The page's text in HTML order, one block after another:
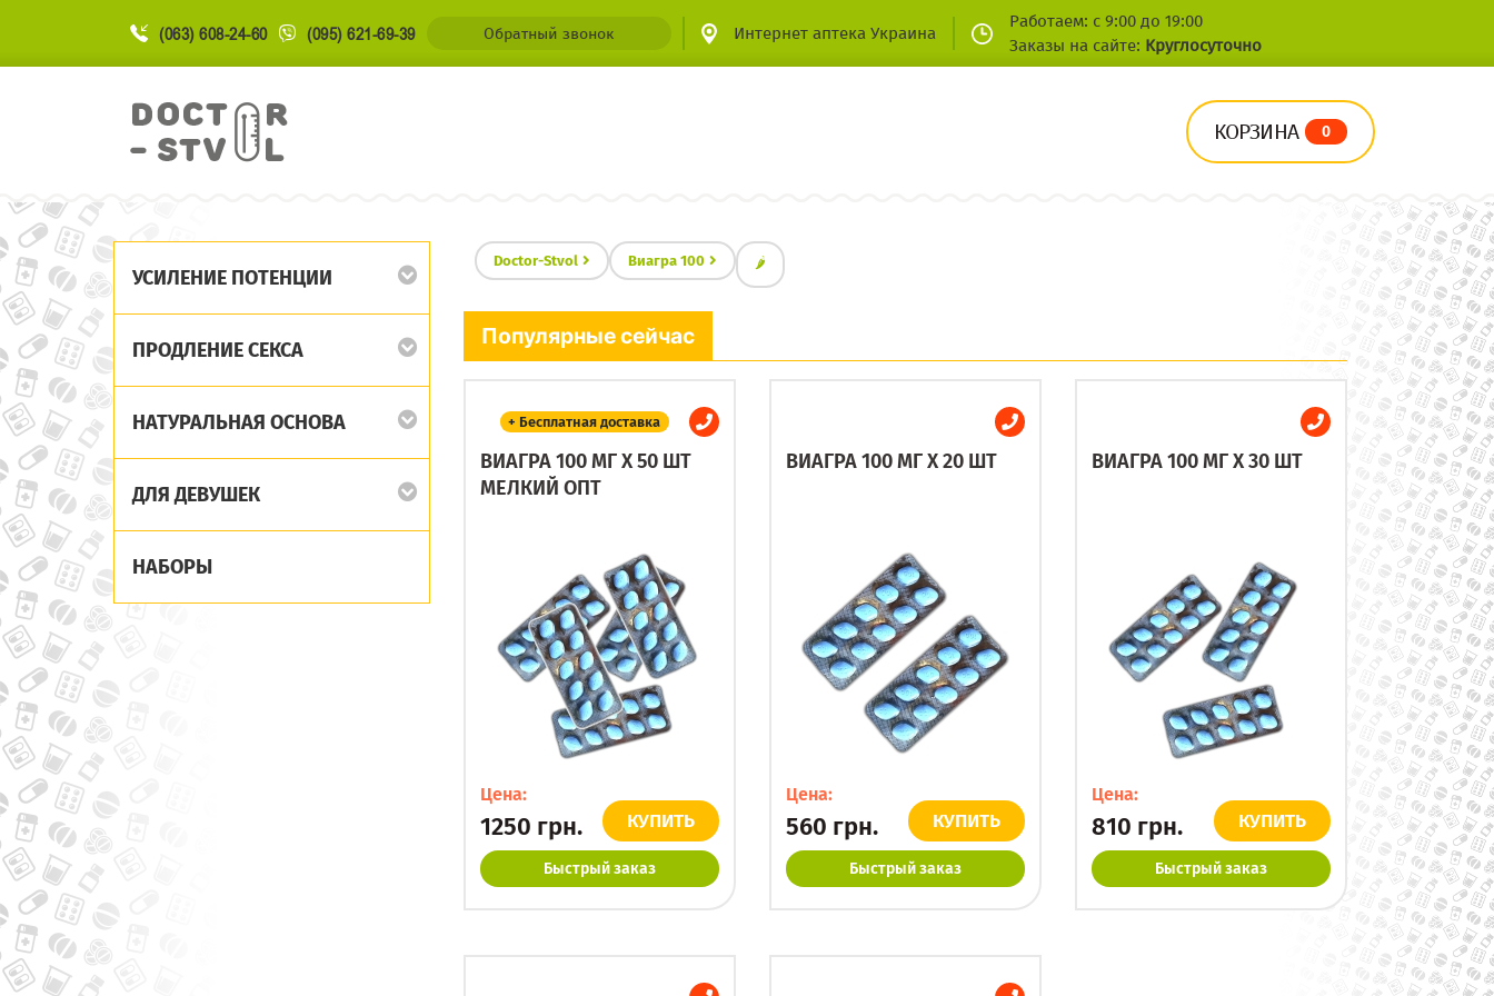
(063) 608-24-60 (095) 621-69-39 Обратный звонок Интернет аптека Украина
Работаем: с 9:00 до 19:00
Заказы на сайте: Круглосуточно
КОРЗИНА 0
УСИЛЕНИЕ ПОТЕНЦИИ
ПРОДЛЕНИЕ СЕКСА
НАТУРАЛЬНАЯ ОСНОВА
ДЛЯ ДЕВУШЕК
НАБОРЫ
Doctor-Stvol Виагра 100 🌶
Популярные сейчас
+ Бесплатная доставка
ВИАГРА 100 МГ X 50 ШТ
МЕЛКИЙ ОПТ
Цена:
1250 грн. КУПИТЬ
Быстрый заказ
ВИАГРА 100 МГ X 20 ШТ
Цена:
560 грн. КУПИТЬ
Быстрый заказ
ВИАГРА 100 МГ X 30 ШТ
Цена:
810 грн. КУПИТЬ
Быстрый заказ